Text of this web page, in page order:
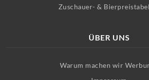
Zuschauer- &
ÜBER UNS
Warum machen wir